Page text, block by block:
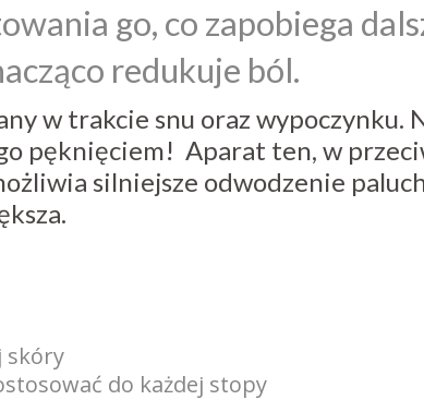
go, co zapobiega
redukuje ból.
w trakcie snu oraz wypoczynku.
pęknięciem! Aparat ten, w
silniejsze odwodzenie
skóry
do każdej stopy